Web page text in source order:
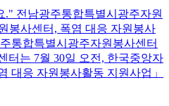
." 전남광주통합특별시광주자원
봉사센터, 폭염 대응 자원봉사
통합특별시광주자원봉사센터
터는 7월 30일 오전, 한국중앙자
대응 자원봉사활동 지원사업」